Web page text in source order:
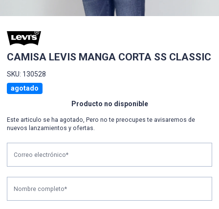
CAMISA LEVIS MANGA CORTA SS CLASSIC
SKU: 130528
agotado
Producto no disponible
Este articulo se ha agotado, Pero no te preocupes te avisaremos de
nuevos lanzamientos y ofertas.
Correo electrónico*
Nombre completo*